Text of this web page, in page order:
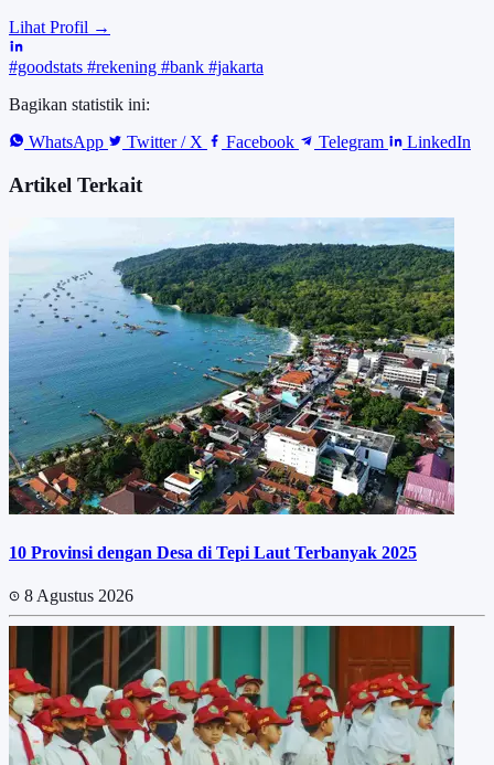
Lihat Profil →
#goodstats #rekening #bank #jakarta
Bagikan statistik ini:
WhatsApp
Twitter / X Facebook Telegram LinkedIn
Artikel Terkait
10 Provinsi dengan Desa di Tepi Laut Terbanyak 2025
8 Agustus 2026